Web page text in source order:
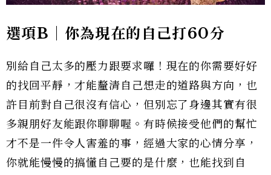
選項B｜你為現在的自己打60分
別給自己太多的壓力跟要求囉！現在的你需要好好
的找回平靜，才能釐清自己想走的道路與方向，也
許目前對自己很沒有信心，但別忘了身邊其實有很
多親朋好友能跟你聊聊喔。有時候接受他們的幫忙
才不是一件令人害羞的事，經過大家的心情分享，
你就能慢慢的搞懂自己要的是什麼，也能找到自